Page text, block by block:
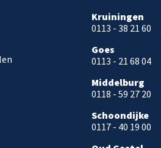
Kruiningen
0113 - 38 21 60
Goes
0113 - 21 68 04
Middelburg
0118 - 59 27 20
Schoondijke
0117 - 40 19 00